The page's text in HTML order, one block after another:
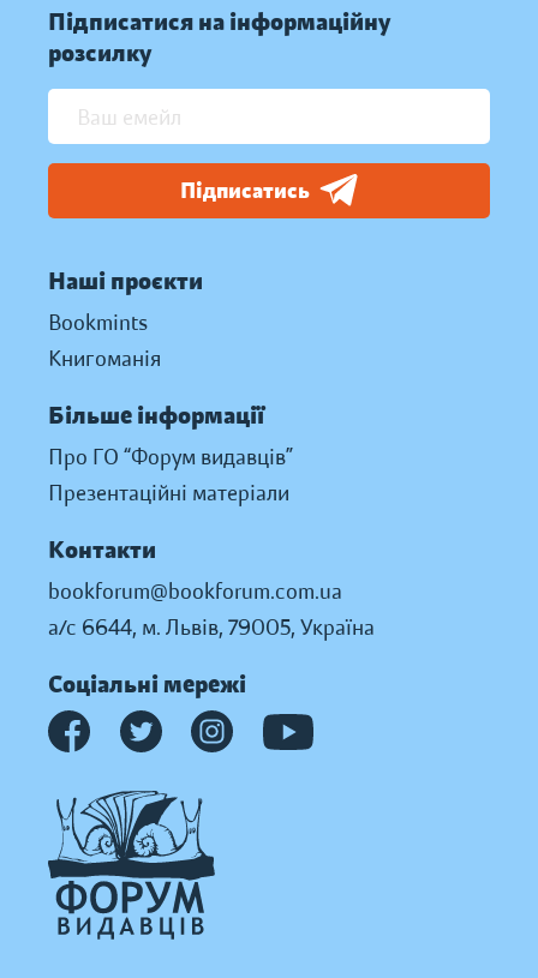
Підписатися на інформаційну
розсилку
Підписатись
Наші проєкти
Bookmints
Книгоманія
Більше інформації
Про ГО “Форум видавців”
Презентаційні матеріали
Контакти
bookforum@bookforum.com.ua
а/с 6644, м. Львів, 79005, Україна
Соціальні мережі